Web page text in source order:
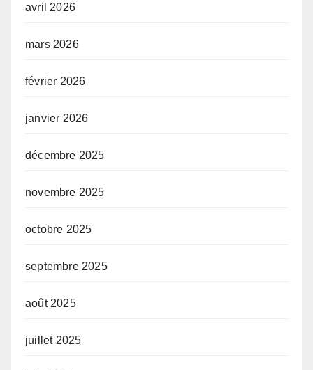
avril 2026
mars 2026
février 2026
janvier 2026
décembre 2025
novembre 2025
octobre 2025
septembre 2025
août 2025
juillet 2025